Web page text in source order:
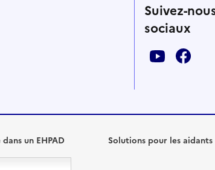
Suivez-
sociaux
un EHPAD Solutions pour les aidants